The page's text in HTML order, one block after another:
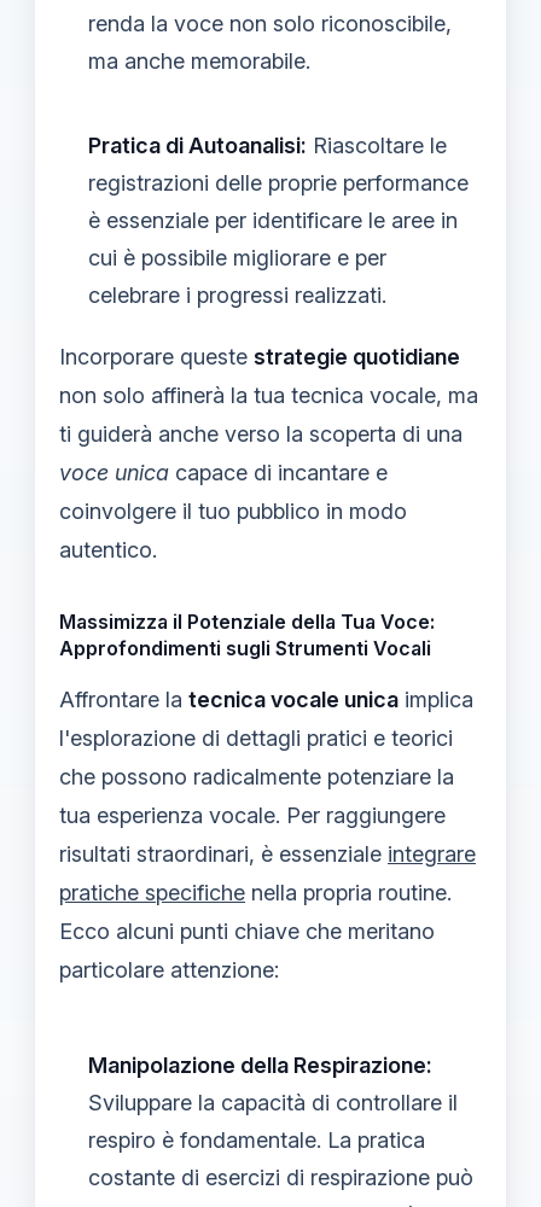
renda la voce non solo riconoscibile,
ma anche memorabile.
Pratica di Autoanalisi: Riascoltare le
registrazioni delle proprie performance
è essenziale per identificare le aree in
cui è possibile migliorare e per
celebrare i progressi realizzati.
Incorporare queste strategie quotidiane
non solo affinerà la tua tecnica vocale, ma
ti guiderà anche verso la scoperta di una
voce unica capace di incantare e
coinvolgere il tuo pubblico in modo
autentico.
Massimizza il Potenziale della Tua Voce:
Approfondimenti sugli Strumenti Vocali
Affrontare la tecnica vocale unica implica
l'esplorazione di dettagli pratici e teorici
che possono radicalmente potenziare la
tua esperienza vocale. Per raggiungere
risultati straordinari, è essenziale integrare
pratiche specifiche nella propria routine.
Ecco alcuni punti chiave che meritano
particolare attenzione:
Manipolazione della Respirazione:
Sviluppare la capacità di controllare il
respiro è fondamentale. La pratica
costante di esercizi di respirazione può